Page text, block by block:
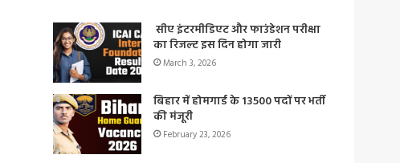
सीए इंटरमीडिएट और फाउंडेशन परीक्षा
का रिजल्ट इस दिन होगा जारी
March 3, 2026
बिहार में होमगार्ड के 13500 पदों पर भर्ती
की मंजूरी
February 23, 2026